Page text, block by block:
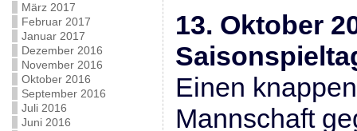
März 2017
Februar 2017
Januar 2017
Dezember 2016
November 2016
Oktober 2016
September 2016
Juli 2016
Juni 2016
13. Oktober
Einen
Mannschaft